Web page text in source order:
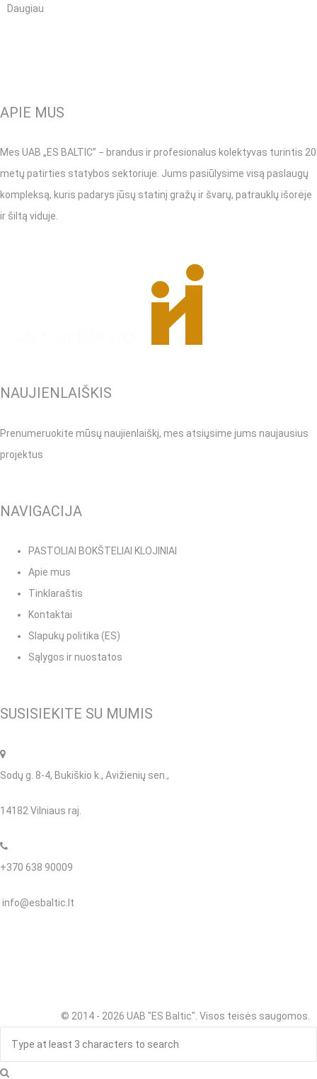
Daugiau
APIE MUS
Mes UAB „ES BALTIC” − brandus ir profesionalus kolektyvas turintis 20
metų patirties statybos sektoriuje. Jums pasiūlysime visą paslaugų
kompleksą, kuris padarys jūsų statinį gražų ir švarų, patrauklų išorėje
ir šiltą viduje.
NAUJIENLAIŠKIS
Prenumeruokite mūsų naujienlaiškį, mes atsiųsime jums naujausius
projektus
NAVIGACIJA
PASTOLIAI BOKŠTELIAI KLOJINIAI
Apie mus
Tinklaraštis
Kontaktai
Slapukų politika (ES)
Sąlygos ir nuostatos
SUSISIEKITE SU MUMIS
Sodų g. 8-4, Bukiškio k., Avižienių sen.,
14182 Vilniaus raj.
+370 638 90009
info@esbaltic.lt
© 2014 - 2026 UAB "ES Baltic" . Visos teisės saugomos.